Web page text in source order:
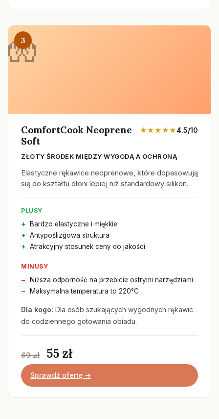
3
ComfortCook Neoprene
Soft
★★★★★4.5/10
ZŁOTY ŚRODEK MIĘDZY WYGODĄ A OCHRONĄ
Elastyczne rękawice neoprenowe, które dopasowują
się do kształtu dłoni lepiej niż standardowy silikon.
PLUSY
Bardzo elastyczne i miękkie
Antypoślizgowa struktura
Atrakcyjny stosunek ceny do jakości
MINUSY
Niższa odporność na przebicie ostrymi narzędziami
Maksymalna temperatura to 220°C
Dla kogo: Dla osób szukających wygodnych rękawic
do codziennego gotowania obiadu.
69 zł 55 zł
Sprawdź ofertę →